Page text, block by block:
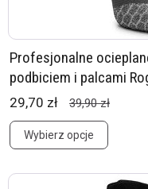
Profesjonalne
podbiciem i palcami
29,70 zł 39,90 zł
Wybierz opcje